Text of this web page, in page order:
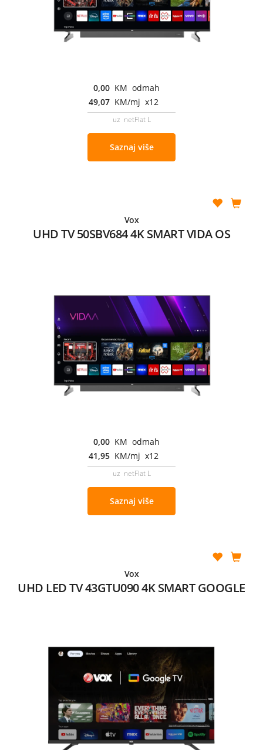
0,00 KM odmah
49,07 KM/mj x12
uz netFlat L
Saznaj više
Vox
UHD TV 50SBV684 4K SMART VIDA OS
0,00 KM odmah
41,95 KM/mj x12
uz netFlat L
Saznaj više
Vox
UHD LED TV 43GTU090 4K SMART GOOGLE